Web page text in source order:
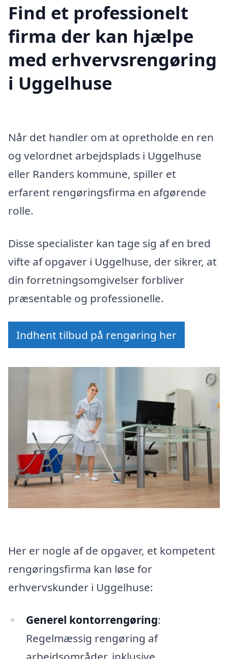
Find et professionelt
firma der kan hjælpe
med erhvervsrengøring
i Uggelhuse
Når det handler om at opretholde en ren
og velordnet arbejdsplads i Uggelhuse
eller Randers kommune, spiller et
erfarent rengøringsfirma en afgørende
rolle.
Disse specialister kan tage sig af en bred
vifte af opgaver i Uggelhuse, der sikrer, at
din forretningsomgivelser forbliver
præsentable og professionelle.
Indhent tilbud på rengøring her
Her er nogle af de opgaver, et kompetent
rengøringsfirma kan løse for
erhvervskunder i Uggelhuse:
Generel kontorrengøring:
Regelmæssig rengøring af